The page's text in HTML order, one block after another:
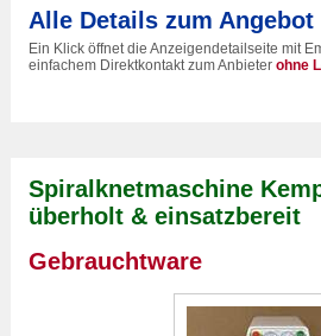
Alle Details zum Angebot
Ein Klick öffnet die Anzeigendetailseite mit
einfachem Direktkontakt zum Anbieter ohne
Spiralknetmaschine
überholt & einsatzbereit
Gebrauchtware